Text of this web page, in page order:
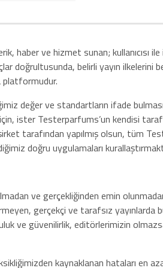
haber ve hizmet sunan; kullanıcısı
doğrultusunda, belirli yayın ilkelerini
platformudur.
değer ve standartların ifade
ister Testerparfums’un kendisi
tarafından yapılmış olsun, tüm
doğru uygulamaları
ve gerçekliğinden emin
gerçekçi ve tarafsız yayınlarda
ve güvenilirlik, editörlerimizin
kaynaklanan hataları en